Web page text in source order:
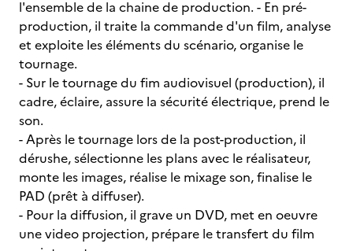
l'ensemble de la chaine de production. - En pré-
production, il traite la commande d'un film, analyse
et exploite les éléments du scénario, organise le
tournage.
- Sur le tournage du fim audiovisuel (production), il
cadre, éclaire, assure la sécurité électrique, prend le
son.
- Après le tournage lors de la post-production, il
dérushe, sélectionne les plans avec le réalisateur,
monte les images, réalise le mixage son, finalise le
PAD (prêt à diffuser).
- Pour la diffusion, il grave un DVD, met en oeuvre
une video projection, prépare le transfert du film